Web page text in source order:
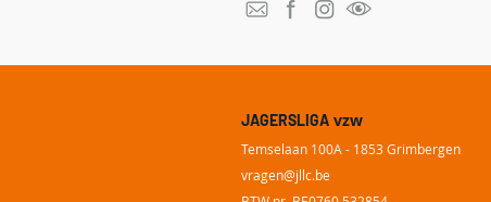
JAGERSLIGA vzw
Temselaan 100A - 1853 Grimbergen
vragen@jllc.be